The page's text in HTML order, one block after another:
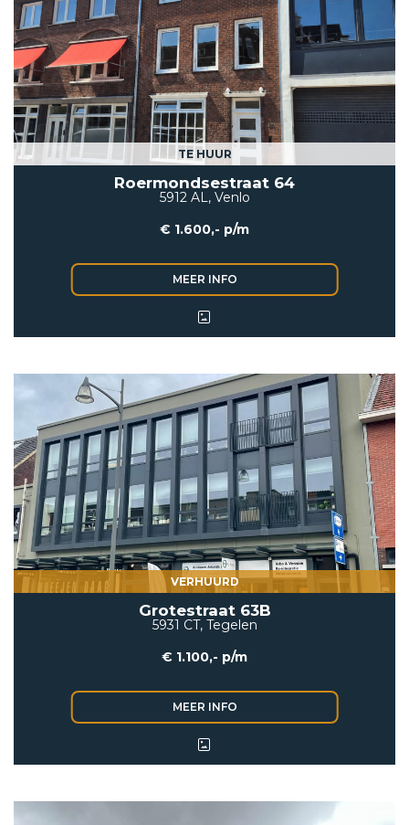
TE HUUR
Roermondsestraat 64
5912 AL, Venlo
€ 1.600,- p/m
VERHUURD
Grotestraat 63B
5931 CT, Tegelen
€ 1.100,- p/m